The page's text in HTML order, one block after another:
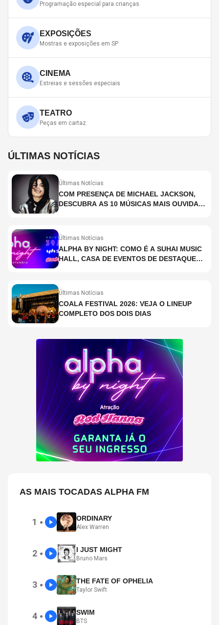
Programação especial para crianças
EXPOSIÇÕES
Mostras e exposições em SP
CINEMA
Estreias e sessões especiais
TEATRO
Peças em cartaz
ÚLTIMAS NOTÍCIAS
Últimas Notícias
COM PRESENÇA DE MICHAEL JACKSON,
DESCUBRA AS 10 MÚSICAS MAIS OUVIDAS
Últimas Notícias
ALPHA BY NIGHT: COMO É A SUHAI MUSIC
HALL, CASA DE EVENTOS DE DESTAQUE
Últimas Notícias
COALA FESTIVAL 2026: VEJA O LINEUP
COMPLETO DOS DOIS DIAS
AS MAIS TOCADAS ALPHA FM
1 ● ORDINARY
Alex Warren
2 ● I JUST MIGHT
Bruno Mars
3 ● THE FATE OF OPHELIA
Taylor Swift
4 ● SWIM
BTS